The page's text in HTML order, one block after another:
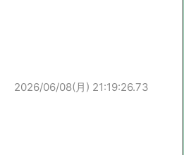
2026/06/08(月) 21:19:26.73